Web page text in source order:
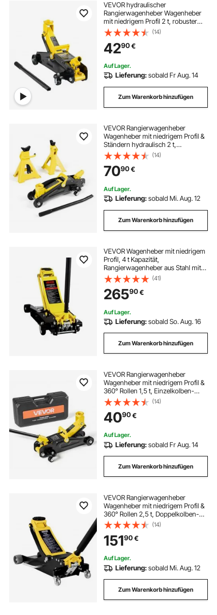
VEVOR hydraulischer
Rangierwagenheber Wagenheber
mit niedrigem Profil 2 t, robuster
hydraulischer Wagenheber aus
Eisen hydraulischer Wagenheber
mit Einzelkolben-
Schnellhubpumpe, gelb 125,2-335
mm
(14)
4290€
Auf Lager.
Lieferung:sobald Fr Aug. 14
Zum Warenkorb hinzufügen
VEVOR Rangierwagenheber
Wagenheber mit niedrigem Profil &
Ständern hydraulisch 2 t,
Einzelkolben-Schnellhubpumpe,
13-31 cm Hubhöhe, hydraulische
Wagenheber für kompakte SUVs
Gelb + Schwarz
(14)
7090€
Auf Lager.
Lieferung:sobald Mi. Aug. 12
Zum Warenkorb hinzufügen
VEVOR Wagenheber mit niedrigem
Profil, 4 t Kapazität,
Rangierwagenheber aus Stahl mit
Doppelkolben-Schnellhubpumpe,
hydraulische Wagenheber für
sportliche Mehrzweckfahrzeuge,
Hubbereich 100-545 mm
(41)
26590€
Auf Lager.
Lieferung:sobald So. Aug. 16
Zum Warenkorb hinzufügen
VEVOR Rangierwagenheber
Wagenheber mit niedrigem Profil &
360° Rollen 1,5 t, Einzelkolben-
Schnellhubpumpe, 13-31 cm
Hubhöhe, hydraulische
Wagenheber für Sportwagen,
Limousinen Gelb + Schwarz
(14)
4090€
Auf Lager.
Lieferung:sobald Fr Aug. 14
Zum Warenkorb hinzufügen
VEVOR Rangierwagenheber
Wagenheber mit niedrigem Profil &
360° Rollen 2,5 t, Doppelkolben-
Schnellhubpumpe, 95–475 mm
Hubhöhe, hydraulische
Wagenheber für kompakte SUVs
Gelb + Schwarz
(14)
15190€
Auf Lager.
Lieferung:sobald Mi. Aug. 12
Zum Warenkorb hinzufügen